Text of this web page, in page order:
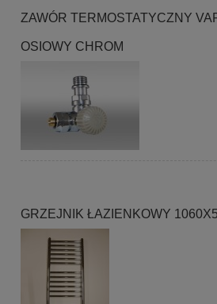
ZAWÓR TERMOSTATYCZNY
OSIOWY CHROM
GRZEJNIK ŁAZIENKOWY